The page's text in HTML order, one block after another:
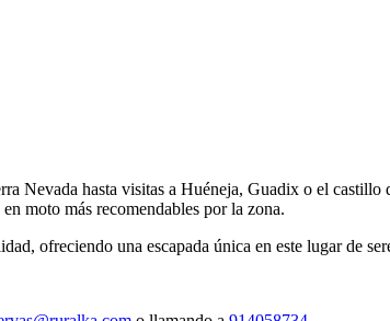
Nevada hasta visitas a Huéneja, Guadix o el castillo
moto más recomendables por la zona.
ofreciendo una escapada única en este lugar de